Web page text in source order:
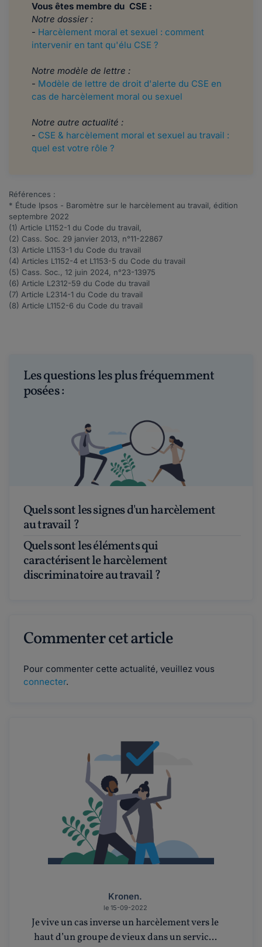
Vous êtes membre du CSE :
Notre dossier :
- Harcèlement moral et sexuel : comment
intervenir en tant qu'élu CSE ?
Notre modèle de lettre :
- Modèle de lettre de droit d'alerte du CSE en
cas de harcèlement moral ou sexuel
Notre autre actualité :
- CSE & harcèlement moral et sexuel au travail :
quel est votre rôle ?
Références :
* Étude Ipsos - Baromètre sur le harcèlement au travail, édition
septembre 2022
(1) Article L1152-1 du Code du travail,
(2) Cass. Soc. 29 janvier 2013, n°11-22867
(3) Article L1153-1 du Code du travail
(4) Articles L1152-4 et L1153-5 du Code du travail
(5) Cass. Soc., 12 juin 2024, n°23-13975
(6) Article L2312-59 du Code du travail
(7) Article L2314-1 du Code du travail
(8) Article L1152-6 du Code du travail
Les questions les plus fréquemment
posées :
Quels sont les signes d'un harcèlement
au travail ?
Quels sont les éléments qui
caractérisent le harcèlement
discriminatoire au travail ?
Commenter cet article
Pour commenter cette actualité, veuillez vous
connecter.
Kronen.
le 15-09-2022
Je vive un cas inverse un harcèlement vers le
haut d’un groupe de vieux dans un servic...